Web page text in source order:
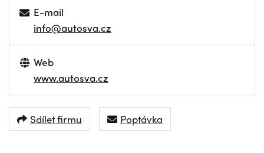
E-mail
info@autosva.cz
Web
www.autosva.cz
Sdílet firmu Poptávka